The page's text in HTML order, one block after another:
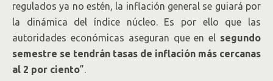
regulados ya no estén, la inflación general se guiará por
la dinámica del índice núcleo. Es por ello que las
autoridades económicas aseguran que en el segundo
semestre se tendrán tasas de inflación más cercanas
al 2 por ciento”.